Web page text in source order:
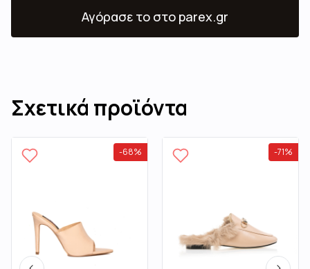
Αγόρασε το στο parex.gr
Σχετικά προϊόντα
-68% -71%